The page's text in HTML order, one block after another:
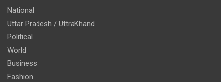
National
Uttar Pradesh / UttraKhand
Political
World
Business
Fashion